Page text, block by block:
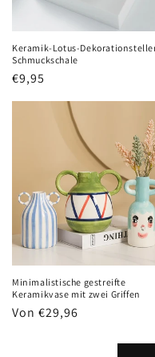
Keramik-Lotus-
Schmuckschale
Normaler
€9,95
Minimalistische gestreifte
Keramikvase mit zwei Griffen
Normaler
Von €29,96